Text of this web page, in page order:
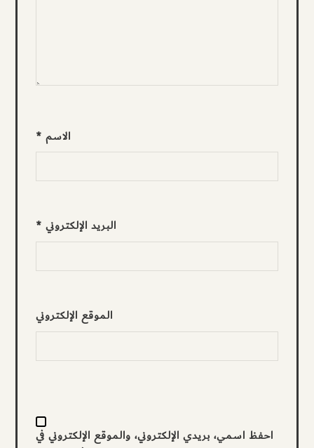
الاسم *
البريد الإلكتروني *
الموقع الإلكتروني
احفظ اسمي، بريدي الإلكتروني، والموقع الإلكتروني في